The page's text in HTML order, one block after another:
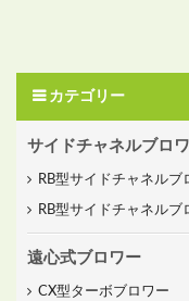
カテゴリー
サイドチャネルブロ
RB型サイドチャネルブ
RB型サイドチャネルブ
遠心式ブロワー
CX型ターボブロワー